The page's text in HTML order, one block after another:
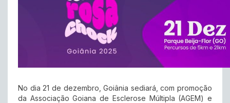
No dia 21 de dezembro, Goiânia sediará, com promoção
da Associação Goiana de Esclerose Múltipla (AGEM) e